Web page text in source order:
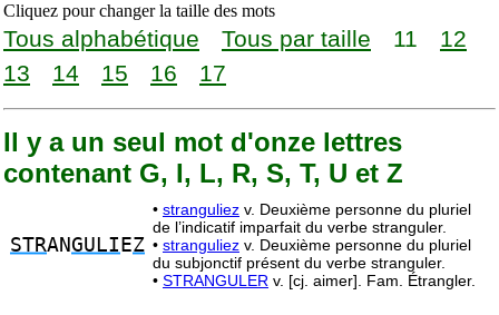
Cliquez pour changer la taille des mots
Tous alphabétique Tous par taille 11
12
13
14 15 16 17
Il y a un seul mot d'onze lettres
contenant G, I, L, R, S, T, U et Z
STRANGULI EZ
• stranguliez v. Deuxième personne du pluriel
de l’indicatif imparfait du verbe stranguler.
• stranguliez v. Deuxième personne du pluriel
du subjonctif présent du verbe stranguler.
• STRANGULER v. [cj. aimer]. Fam. Étrangler.